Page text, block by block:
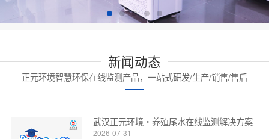
新闻动态
正元环境智慧环保在线监测产品，一站式研发/生产/销售/售后
武汉正元环境・养殖尾水在线监测解决方案
2026-07-31